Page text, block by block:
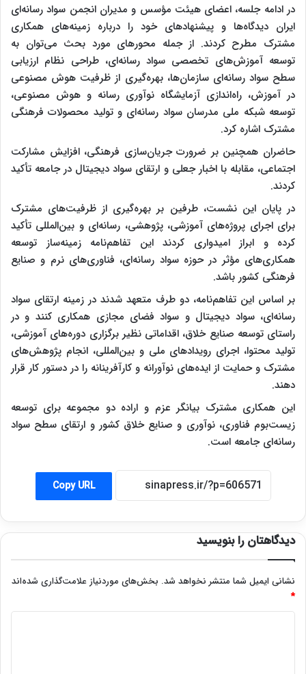
در ادامه جلسه، اعضای هیئت مؤسس و مدیران انجمن سواد رسانه‌ای
ایران دیدگاه‌ها و پیشنهادهای خود را درباره زمینه‌های همکاری
مشترک مطرح کردند. از جمله محورهای مورد بحث می‌توان به
توسعه آموزش‌های تخصصی سواد رسانه‌ای، طراحی نظام ارزیابی
سطح سواد رسانه‌ای سازمان‌ها، بهره‌گیری از ظرفیت هوش مصنوعی
در آموزش، راه‌اندازی آزمایشگاه نوآوری رسانه و هوش مصنوعی،
توسعه شبکه ملی مدرسان سواد رسانه‌ای و تولید محصولات فرهنگی
مشترک اشاره کرد.
حاضران همچنین بر ضرورت جریان‌سازی فرهنگی، افزایش مشارکت
اجتماعی، مقابله با اخبار جعلی و ارتقای سواد دیجیتال در جامعه تأکید
کردند.
در پایان این نشست، طرفین بر بهره‌گیری از ظرفیت‌های مشترک
برای اجرای پروژه‌های آموزشی، پژوهشی، رسانه‌ای و بین‌المللی تأکید
کرده و ابراز امیدواری کردند این تفاهم‌نامه زمینه‌ساز توسعه
همکاری‌های مؤثر در حوزه سواد رسانه‌ای، فناوری‌های نرم و صنایع
فرهنگی کشور باشد.
بر اساس این تفاهم‌نامه، دو طرف متعهد شدند در زمینه ارتقای سواد
رسانه‌ای، سواد دیجیتال و سواد فضای مجازی همکاری کنند و در
راستای توسعه صنایع خلاق، اقداماتی نظیر برگزاری دوره‌های آموزشی،
تولید محتوا، اجرای رویدادهای ملی و بین‌المللی، انجام پژوهش‌های
مشترک و حمایت از ایده‌های نوآورانه و کارآفرینانه را در دستور کار قرار
دهند.
این همکاری مشترک بیانگر عزم و اراده دو مجموعه برای توسعه
زیست‌بوم فناوری، نوآوری و صنایع خلاق کشور و ارتقای سطح سواد
رسانه‌ای جامعه است.
Copy URL
دیدگاهتان را بنویسید
نشانی ایمیل شما منتشر نخواهد شد. بخش‌های موردنیاز علامت‌گذاری شده‌اند
*